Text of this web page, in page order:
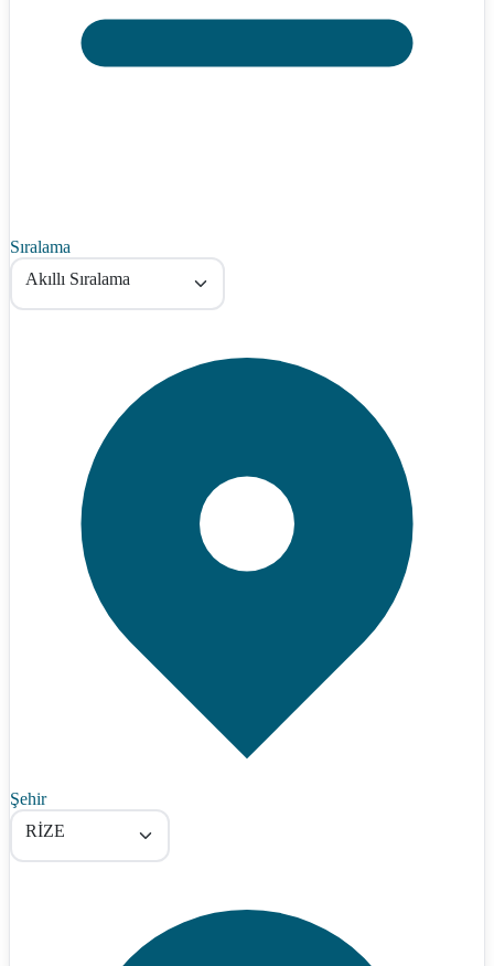
Sıralama
Akıllı Sıralama
Şehir
RİZE